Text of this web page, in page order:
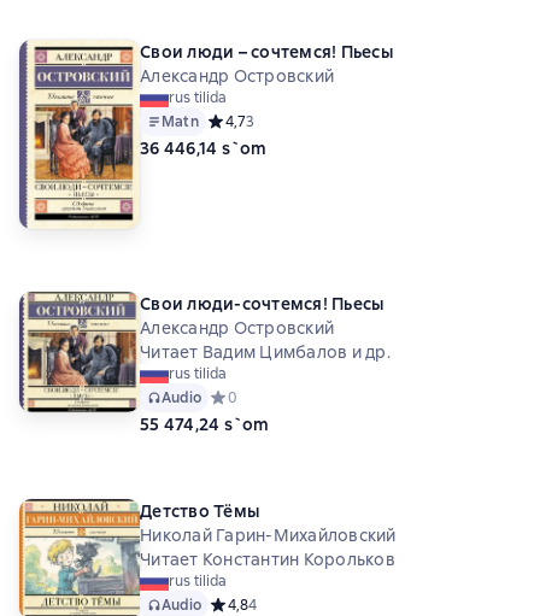
Свои люди – сочтемся! Пьесы
Александр Островский
rus tilida
Matn Средний рейтинг 4,7 на основе 3 оценок
4,73
36 446,14 s`om
Свои люди-сочтемся! Пьесы
Александр Островский
Читает Вадим Цимбалов и др.
rus tilida
Audio Средний рейтинг 0 на основе 0 оценок
0
55 474,24 s`om
Детство Тёмы
Николай Гарин-Михайловский
Читает Константин Корольков
rus tilida
Audio Средний рейтинг 4,8 на основе 4 оценок
4,84